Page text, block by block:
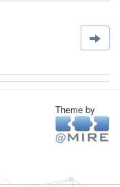
Theme by